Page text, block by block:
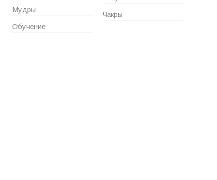
Мудры
Обучение
Чакры